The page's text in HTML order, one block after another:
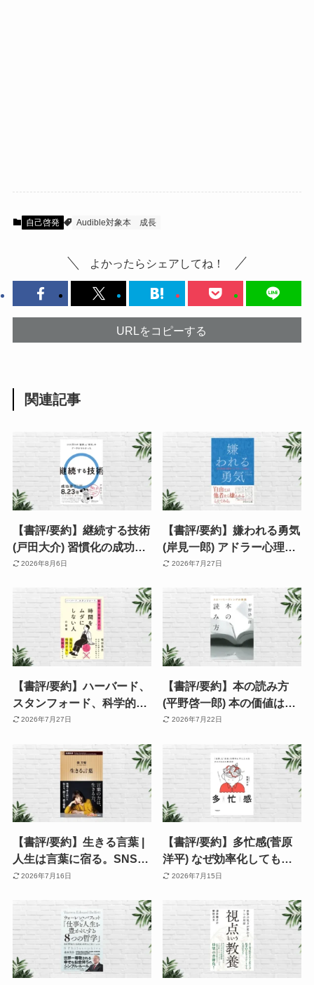
自己啓発 Audible対象本 成長
よかったらシェアしてね！
URLをコピーする
関連記事
【書評/要約】継続する技術
(戸田大介) 習慣化の成功率
が8.23倍に跳ね上がる！
三原則とは
2026年8月6日
【書評/要約】嫌われる勇気
(岸見一郎) アドラー心理学
で「他人の評価」から自由
さる ※Audible再降臨
2026年7月27日
【書評/要約】ハーバード、
スタンフォード、科学的に
証明された時間をムダにし
時間がない！を仕組化で攻
略。時間術本
2026年7月27日
【書評/要約】本の読み方
(平野啓一郎) 本の価値は読
み方で変わる！読書の質を
ー・リーディングの名著
2026年7月22日
【書評/要約】生きる言葉 |
人生は言葉に宿る。SNS・
AI時代だからこそ読みた
力」《本屋大賞2026 上位
入賞作》
2026年7月16日
【書評/要約】多忙感(菅原
洋平) なぜ効率化しても忙
しいのか？脳科学が解き明
2026年7月15日